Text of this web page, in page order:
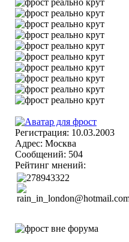
Регистрация: 10.03.2003
Адрес: Москва
Сообщений: 504
Рейтинг мнений: